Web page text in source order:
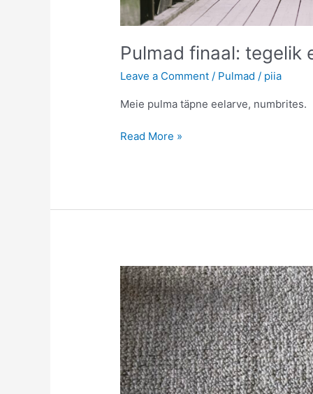
Pulmad finaal: tegelik
Leave a Comment / Pulmad / piia
Meie pulma täpne eelarve, numbrites.
Pulmad
Read More »